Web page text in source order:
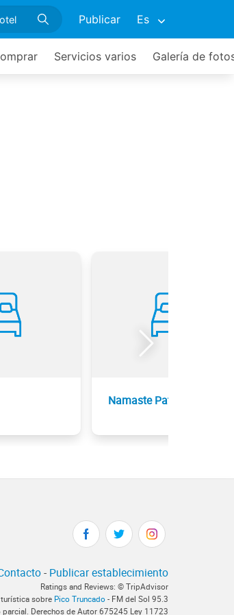
Publicar Es
Servicios varios Galería de
Namaste Patagonia
- Publicar establecimiento
Ratings and Reviews: © TripAdvisor
sobre Pico Truncado - FM del Sol 95.3
Derechos de Autor 675245 Ley 11723